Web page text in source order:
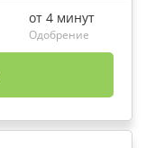
от 4 минут
Одобрение